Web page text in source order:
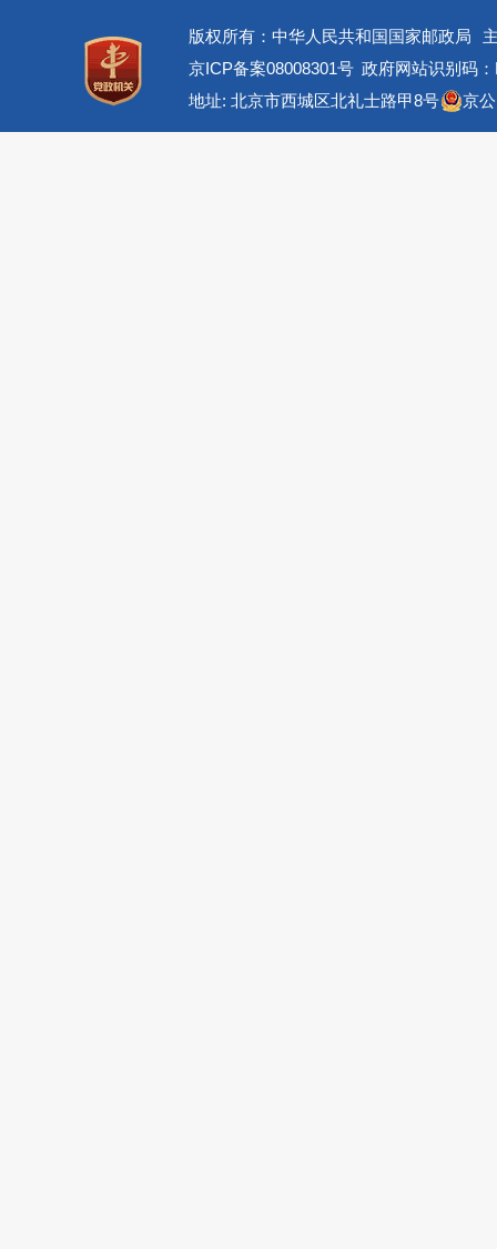
版权所有：中华人民共和国国家邮政局
京ICP备案08008301号 政府网站识别码
地址: 北京市西城区北礼士路甲8号
京